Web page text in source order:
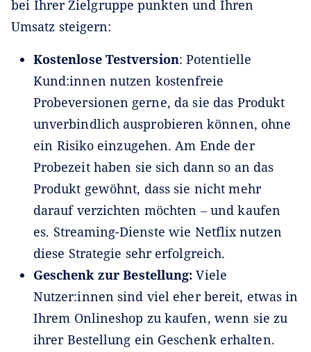
bei Ihrer Zielgruppe punkten und Ihren
Umsatz steigern:
Kostenlose Testversion: Potentielle
Kund:innen nutzen kostenfreie
Probeversionen gerne, da sie das Produkt
unverbindlich ausprobieren können, ohne
ein Risiko einzugehen. Am Ende der
Probezeit haben sie sich dann so an das
Produkt gewöhnt, dass sie nicht mehr
darauf verzichten möchten ‒ und kaufen
es. Streaming-Dienste wie Netflix nutzen
diese Strategie sehr erfolgreich.
Geschenk zur Bestellung:Viele
Nutzer:innen sind viel eher bereit, etwas in
Ihrem Onlineshop zu kaufen, wenn sie zu
ihrer Bestellung ein Geschenk erhalten.